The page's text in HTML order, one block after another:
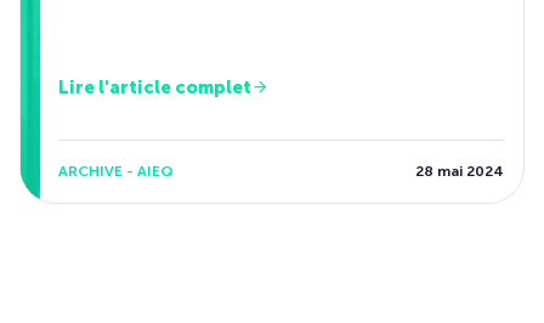
Lire l'article complet
ARCHIVE - AIEQ 28 mai 2024